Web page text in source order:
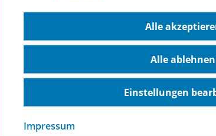
Maus
Lieferbar
Alle
Alle ablehnen
Einstellungen
Impressum